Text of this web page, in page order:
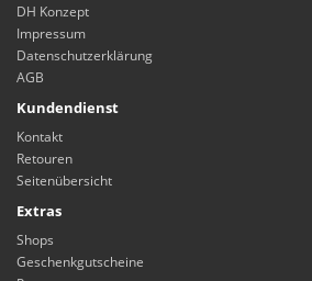
DH Konzept
Impressum
Datenschutzerklärung
AGB
Kundendienst
Kontakt
Retouren
Seitenübersicht
Extras
Shops
Geschenkgutscheine